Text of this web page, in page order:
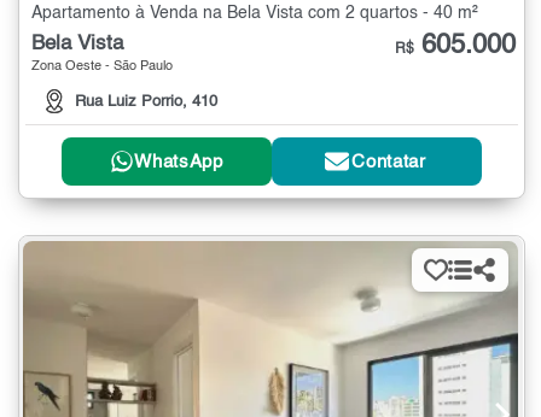
Apartamento à Venda na Bela Vista com 2 quartos - 40 m²
Bela Vista
Zona Oeste - São Paulo
Rua Luiz Porrio, 410
R$ 605.000
WhatsApp Contatar